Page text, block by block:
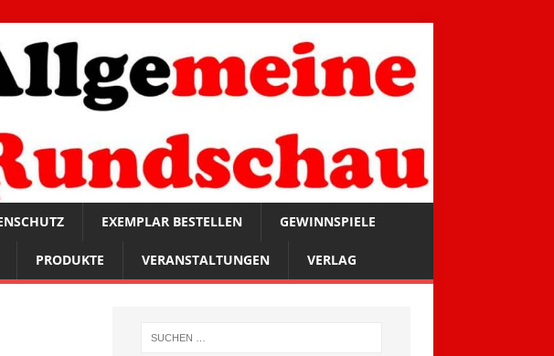
EXEMPLAR BESTELLEN GEWINNSPIELE
PRODUKTE VERANSTALTUNGEN VERLAG